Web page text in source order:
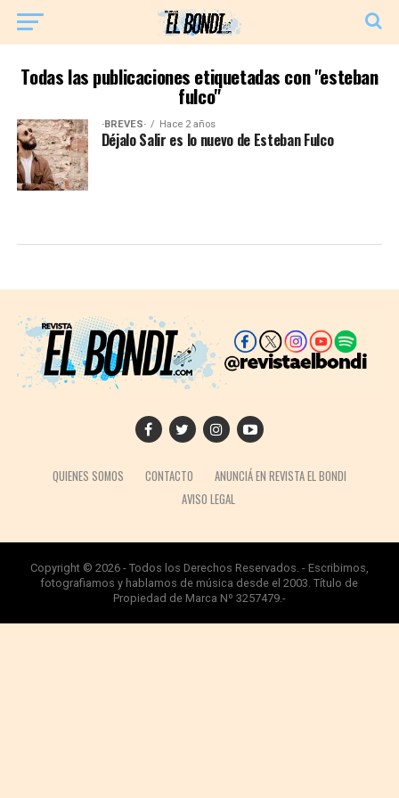
Todas las publicaciones etiquetadas con "esteban
fulco"
·BREVES· Hace 2 años
Déjalo Salir es lo nuevo de Esteban Fulco
QUIENES SOMOS CONTACTO
ANUNCIÁ EN REVISTA EL BONDI
AVISO LEGAL
Copyright © 2026 - Todos los Derechos Reservados. - Escribimos,
fotografiamos y hablamos de música desde el 2003. Título de
Propiedad de Marca Nº 3257479.-